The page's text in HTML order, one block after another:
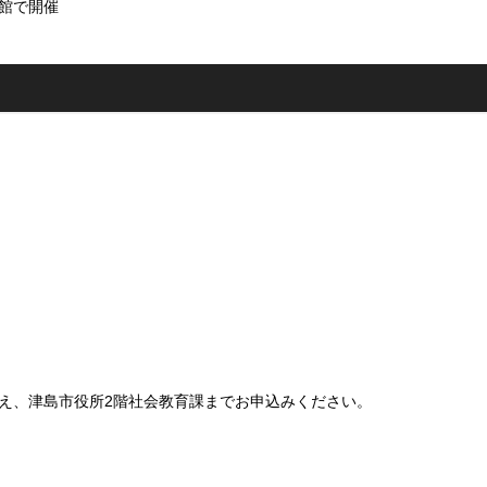
で開催
津島市役所2階社会教育課までお申込みください。